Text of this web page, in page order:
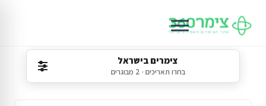
צימרים בישראל
בחרו תאריכים · 2 מבוגרים